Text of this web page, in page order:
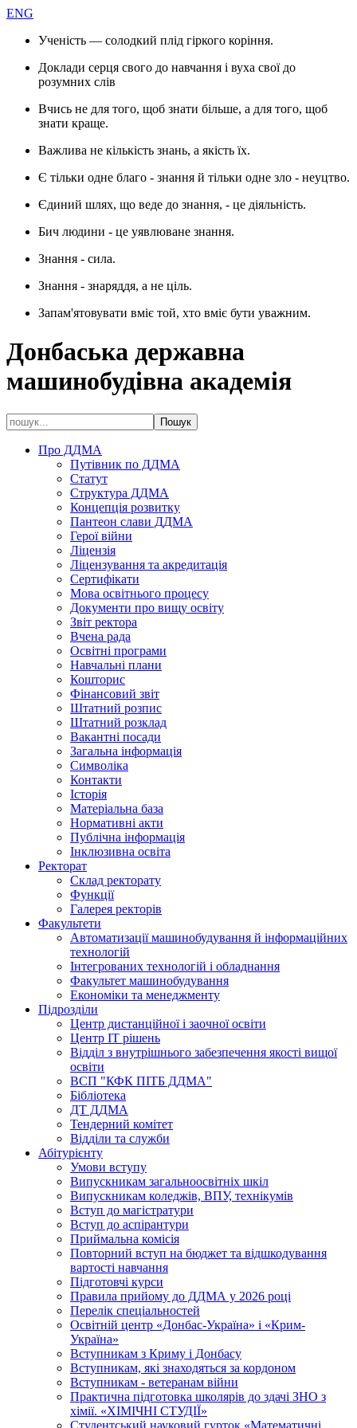
ENG
Ученість — солодкий плід гіркого коріння.
Доклади серця свого до навчання і вуха свої до
розумних слів
Вчись не для того, щоб знати більше, а для того, щоб
знати краще.
Важлива не кількість знань, а якість їх.
Є тільки одне благо - знання й тільки одне зло - неуцтво.
Єдиний шлях, що веде до знання, - це діяльність.
Бич людини - це уявлюване знання.
Знання - сила.
Знання - знаряддя, а не ціль.
Запам'ятовувати вміє той, хто вміє бути уважним.
Донбаська державна
машинобудівна академія
Про ДДМА
Путівник по ДДМА
Статут
Структура ДДМА
Концепція розвитку
Пантеон слави ДДМА
Герої війни
Ліцензія
Ліцензування та акредитація
Сертифікати
Мова освітнього процесу
Документи про вищу освіту
Звіт ректора
Вчена рада
Освітні програми
Навчальні плани
Кошторис
Фінансовий звіт
Штатний розпис
Штатний розклад
Вакантні посади
Загальна інформація
Символіка
Контакти
Історія
Матеріальна база
Нормативні акти
Публічна інформація
Інклюзивна освіта
Ректорат
Склад ректорату
Функції
Галерея ректорів
Факультети
Автоматизації машинобудування й інформаційних
технологій
Інтегрованих технологій і обладнання
Факультет машинобудування
Економіки та менеджменту
Підрозділи
Центр дистанційної і заочної освіти
Центр ІТ рішень
Відділ з внутрішнього забезпечення якості вищої
освіти
ВСП "КФК ПІТБ ДДМА"
Бібліотека
ДТ ДДМА
Тендерний комітет
Відділи та служби
Абітурієнту
Умови вступу
Випускникам загальноосвітніх шкіл
Випускникам коледжів, ВПУ, технікумів
Вступ до магістратури
Вступ до аспірантури
Приймальна комісія
Повторний вступ на бюджет та відшкодування
вартості навчання
Підготовчі курси
Правила прийому до ДДМА у 2026 році
Перелік спеціальностей
Освітній центр «Донбас-Україна» і «Крим-
Україна»
Вступникам з Криму і Донбасу
Вступникам, які знаходяться за кордоном
Вступникам - ветеранам війни
Практична підготовка школярів до здачі ЗНО з
хімії. «ХІМІЧНІ СТУДІЇ»
Студентський науковий гурток «Математичні